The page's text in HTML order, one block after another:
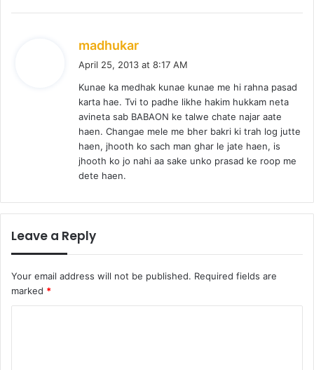
madhukar
s
:
April 25, 2013 at 8:17 AM
Kunae ka medhak kunae kunae me hi rahna pasad
karta hae. Tvi to padhe likhe hakim hukkam neta
avineta sab BABAON ke talwe chate najar aate
haen. Changae mele me bher bakri ki trah log jutte
haen, jhooth ko sach man ghar le jate haen, is
jhooth ko jo nahi aa sake unko prasad ke roop me
dete haen.
Leave a Reply
Your email address will not be published. Required fields are
marked *